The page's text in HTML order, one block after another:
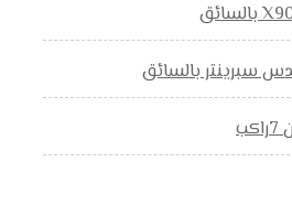
سبرينتر بالسائق